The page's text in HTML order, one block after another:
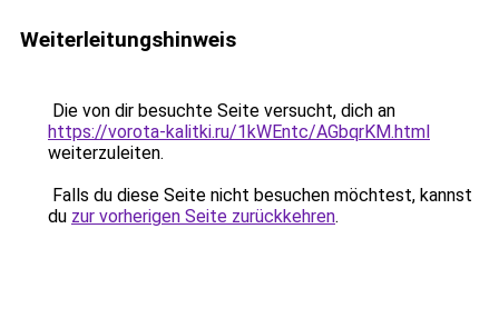
Weiterleitungshinweis
Die von dir besuchte Seite versucht, dich an
https://vorota-kalitki.ru/1kWEntc/AGbqrKM.html
weiterzuleiten.
Falls du diese Seite nicht besuchen möchtest, kannst
du zur vorherigen Seite zurückkehren.